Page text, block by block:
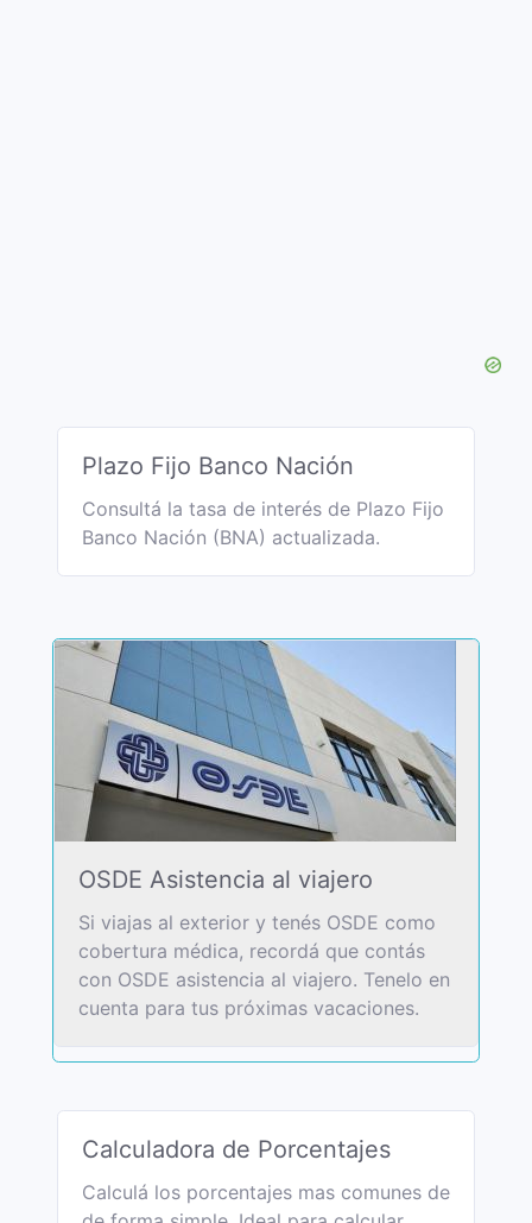
Plazo Fijo Banco Nación
Consultá la tasa de interés de Plazo Fijo
Banco Nación (BNA) actualizada.
OSDE Asistencia al viajero
Si viajas al exterior y tenés OSDE como
cobertura médica, recordá que contás
con OSDE asistencia al viajero. Tenelo en
cuenta para tus próximas vacaciones.
Calculadora de Porcentajes
Calculá los porcentajes mas comunes de